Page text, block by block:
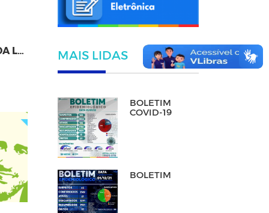
LEI
MAIS LIDAS
BOLETIM
COVID-19
BOLETIM